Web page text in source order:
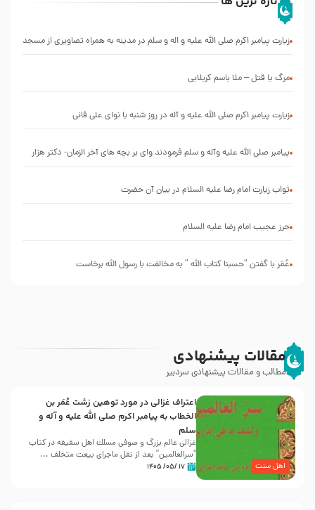
زیارت پیامبر اکرم صلی الله علیه و اله و سلم در مدینه به همراه تصاویری از مسجد
مرگ یا قتل – ملا باسم کربلایی
زیارت پیامبر اکرم صلی الله علیه و آله در روز شنبه با نوای علی فانی
پیامبر صلی الله علیه وآله و سلم فرمودند وای بر بچه های آخر الزمان- دکتر هزار
ثواب زیارت امام رضا علیه السلام در بیان آن حضرت
حرز عجیب امام رضا علیه السلام
عُمَر با گفتن “حسبنا كتاب اللّه ” به مخالفت با رسول اللّه برخاست
مقالات پیشنهادی
مطالب و مقالات پیشنهادی سردبیر
اهل سنت
اعتراف غزالی در مورد توهین زشت عُمَر بن
الخطاب به پیامبر اکرم صلی الله علیه و آله و
سلم
غزالی عالم بزرگ و صوفی مسلك اهل سقيفه در کتاب
“سرالعالمین” بعد از نقل ماجرای بیعت متخلف ...
۱۷ /۰۵/ ۱۴۰۵